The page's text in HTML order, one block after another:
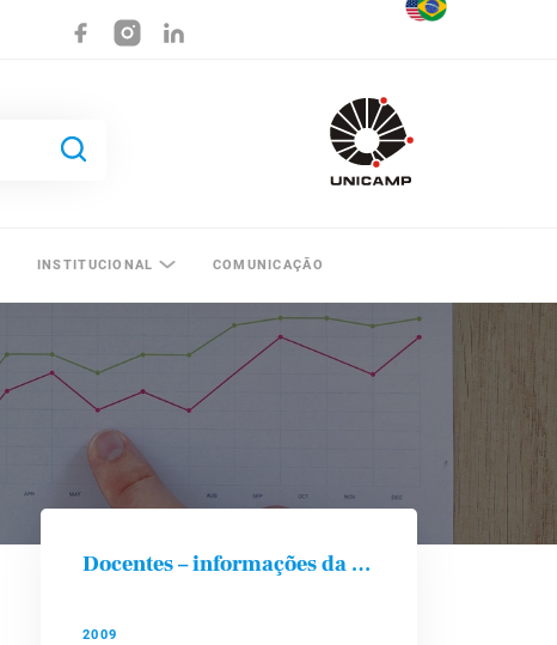
INSTITUCIONAL COMUNICAÇÃO
Docentes – informações da pós-graduação
2009